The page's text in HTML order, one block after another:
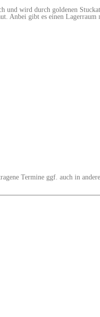
und wird durch goldenen
Anbei gibt es einen
Termine ggf. auch in